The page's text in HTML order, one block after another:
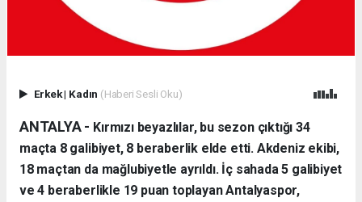
Erkek| Kadın (Haberi Sesli Oku)
ANTALYA - Kırmızı beyazlılar, bu sezon çıktığı 34
maçta 8 galibiyet, 8 beraberlik elde etti. Akdeniz ekibi,
18 maçtan da mağlubiyetle ayrıldı. İç sahada 5 galibiyet
ve 4 beraberlikle 19 puan toplayan Antalyaspor,